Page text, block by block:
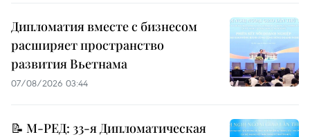
Дипломатия вместе с бизнесом
расширяет пространство
развития Вьетнама
07/08/2026 03:44
📝 М-РЕД: 33-я Дипломатическая